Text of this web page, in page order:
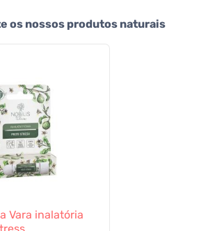
os nossos produtos naturais
Vara inalatória